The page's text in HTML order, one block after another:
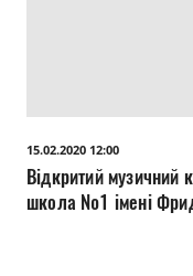
15.02.2020 12:00
Відкритий музичний
школа №1 імені